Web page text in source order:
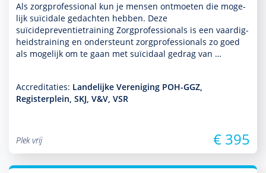
Als zorgprofessional kun je mensen ontmoeten die moge­
lijk suïcidale gedachten hebben. Deze
suïcidepreventietraining Zorgprofessionals is een vaar­dig­
heidstraining en onder­steunt zorgprofessionals zo goed
als moge­lijk om te gaan met suïcidaal gedrag van …
Accreditaties: Landelijke Vereniging POH-GGZ,
Registerplein, SKJ, V&V, VSR
Plek vrij € 395